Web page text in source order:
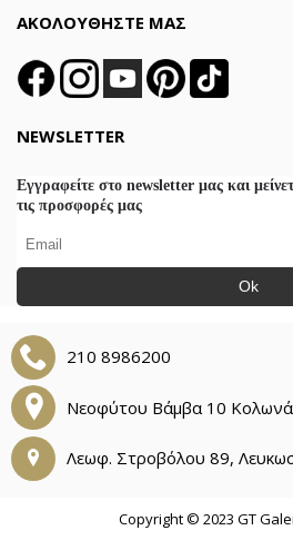
ΑΚΟΛΟΥΘΗΣΤΕ ΜΑΣ
NEWSLETTER
Εγγραφείτε στο newsletter μας και
τις προσφορές μας
Ok
210 8986200
Νεοφύτου Βάμβα 10
Λεωφ. Στροβόλου 89,
Copyright © 2023 GT